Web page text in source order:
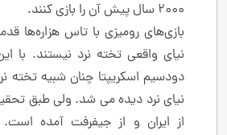
2000 سال پیش آن را بازی کنند.
بازی‌های رومیزی با تاس هزاره‌ها
نیای واقعی تخته نرد نیستند. با
دودسیم اسکریپتا چنان شبیه تخته
نیای نرد دیده می شد. ولی طبق
از ایران و از جیفرفت آمده